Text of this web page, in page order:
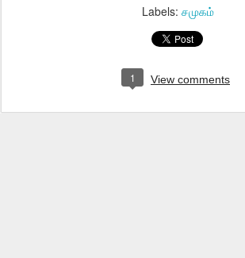
Labels: சமுகம்
1 View comments